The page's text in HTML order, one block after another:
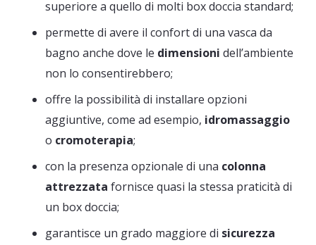
superiore a quello di molti box doccia standard;
permette di avere il confort di una vasca da
bagno anche dove le dimensioni dell’ambiente
non lo consentirebbero;
offre la possibilità di installare opzioni
aggiuntive, come ad esempio, idromassaggio
o cromoterapia;
con la presenza opzionale di una colonna
attrezzata fornisce quasi la stessa praticità di
un box doccia;
garantisce un grado maggiore di sicurezza